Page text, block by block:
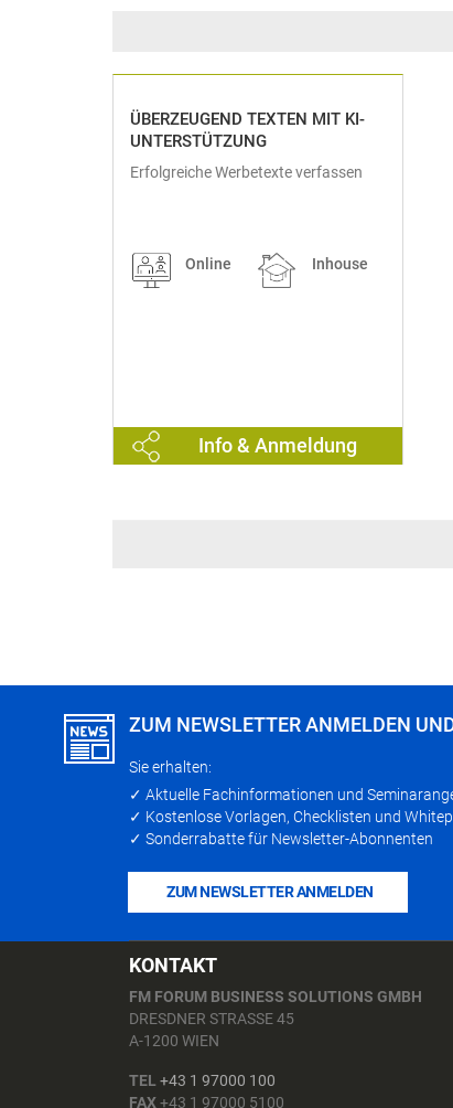
ÜBERZEUGEND TEXTEN MIT KI-
UNTERSTÜTZUNG
Erfolgreiche Werbetexte verfassen
Online Inhouse
Info & Anmeldung
ZUM NEWSLETTER ANMELDEN
Sie erhalten:
✓ Aktuelle Fachinformationen und
✓ Kostenlose Vorlagen, Checklisten und
✓ Sonderrabatte für Newsletter-Abonnenten
ZUM NEWSLETTER ANMELDEN
KONTAKT
FM FORUM BUSINESS SOLUTIONS GMBH
DRESDNER STRASSE 45
A-1200 WIEN
TEL +43 1 97000 100
FAX+43 1 97000 5100